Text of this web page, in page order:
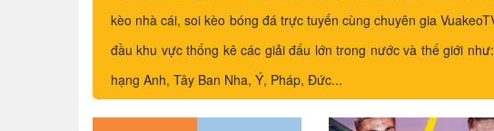
kèo nhà cái, soi kèo bóng đá trực tuyến cùng chuyên gia
đầu khu vực thống kê các giải đấu lớn trong nước và thế giới
hạng Anh, Tây Ban Nha, Ý, Pháp, Đức...